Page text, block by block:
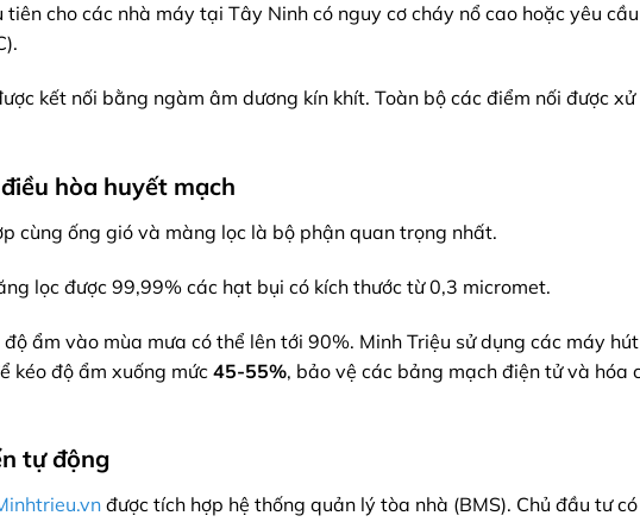
tiên cho các nhà máy tại Tây Ninh có nguy cơ cháy nổ cao hoặc yêu
kết nối bằng ngàm âm dương kín khít. Toàn bộ các điểm nối được
hòa huyết mạch
cùng ống gió và màng lọc là bộ phận quan trọng nhất.
lọc được 99,99% các hạt bụi có kích thước từ 0,3 micromet.
ẩm vào mùa mưa có thể lên tới 90%. Minh Triệu sử dụng các máy
kéo độ ẩm xuống mức 45-55%, bảo vệ các bảng mạch điện tử và hóa
tự động
được tích hợp hệ thống quản lý tòa nhà (BMS). Chủ đầu tư